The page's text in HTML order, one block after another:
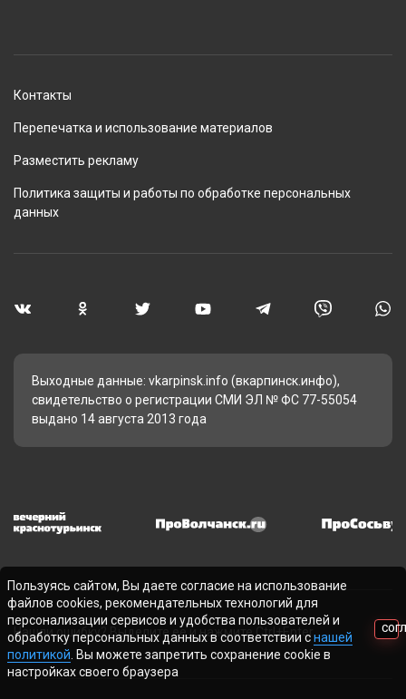
Контакты
Перепечатка и использование материалов
Разместить рекламу
Политика защиты и работы по обработке персональных
данных
Выходные данные: vkarpinsk.info (вкарпинск.инфо),
свидетельство о регистрации СМИ ЭЛ № ФС 77-55054
выдано 14 августа 2013 года
Нашли ошибку? Выделите ее и нажмите Ctrl+Enter
Пользуясь сайтом, Вы даете согласие на использование
файлов cookies, рекомендательных технологий для
персонализации сервисов и удобства пользователей и
обработку персональных данных в соответствии снашей
политикой . Вы можете запретить сохранение cookie в
настройках своего браузера